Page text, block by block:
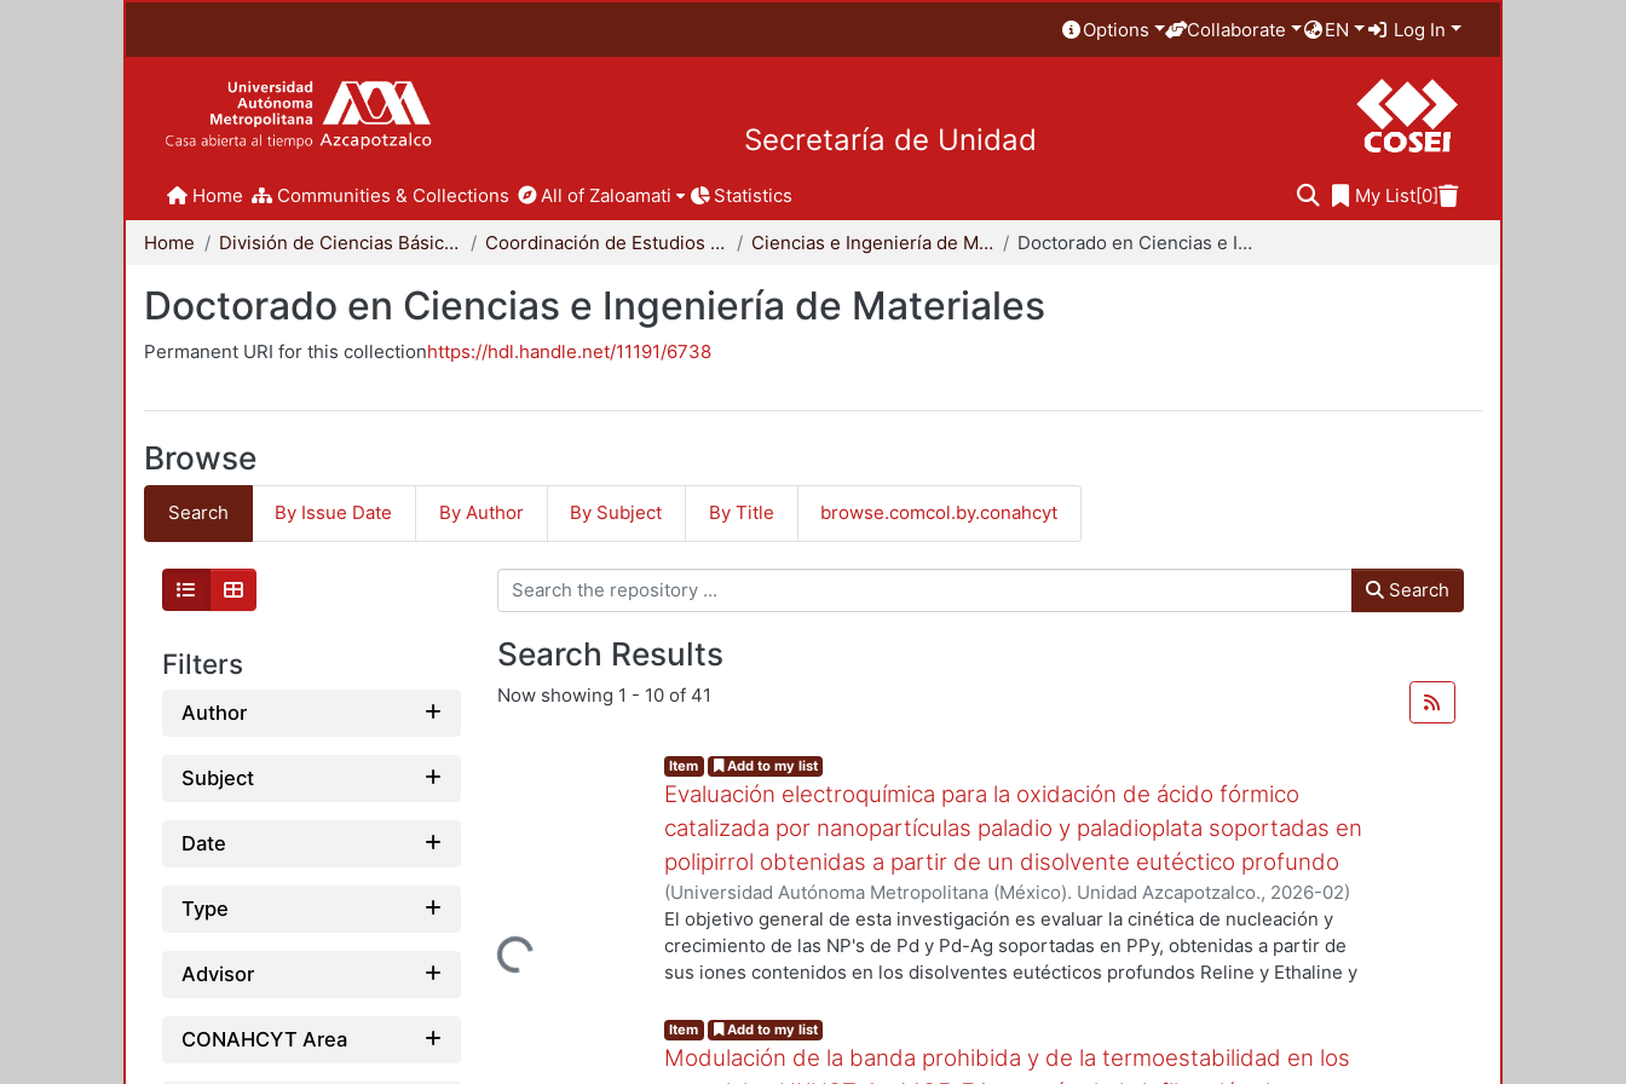
Options Collaborate EN Log In
Secretaría de Unidad
Home Communities & Collections All of Zaloamati Statistics My List[0]
Home División de Ciencias Básicas e Ingeniería Coordinación de Estudios de Posgrado - CBI Ciencias e Ingeniería de Materiales Doctorado en Ciencias e Ingeniería de Materiales
Doctorado en Ciencias e Ingeniería de Materiales
Permanent URI for this collectionhttps://hdl.handle.net/11191/6738
Browse
Search By Issue Date By Author By Subject By Title browse.comcol.by.conahcyt
Filters
Author
Subject
Date
Type
Advisor
CONAHCYT Area
Search
Search Results
Now showing 1 - 10 of 41
Loading...
Item Add to my list
Evaluación electroquímica para la oxidación de ácido fórmico
catalizada por nanopartículas paladio y paladioplata soportadas en
polipirrol obtenidas a partir de un disolvente eutéctico profundo
(Universidad Autónoma Metropolitana (México). Unidad Azcapotzalco., 2026-02)
Ávalos Huarte, Emmanuel
El objetivo general de esta investigación es evaluar la cinética de nucleación y
crecimiento de las NP's de Pd y Pd-Ag soportadas en PPy, obtenidas a partir de
sus iones contenidos en los disolventes eutécticos profundos Reline y Ethaline y
de proponer un electrocatalizador con futuras aplicaciones como sostenible,
económico, eficiente y duradero sintetizado por medios electroquímicos para la
construcción de una DFAFC. Los objetivos específicos del trabajo son los
Item Add to my list
Modulación de la banda prohibida y de la termoestabilidad en los